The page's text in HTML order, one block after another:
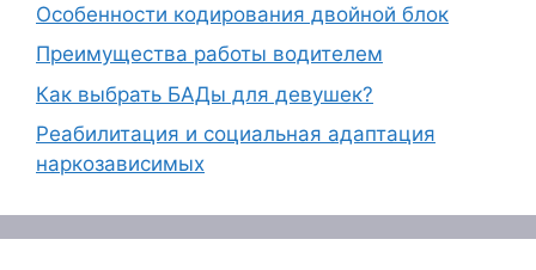
Особенности кодирования двойной блок
Преимущества работы водителем
Как выбрать БАДы для девушек?
Реабилитация и социальная адаптация
наркозависимых